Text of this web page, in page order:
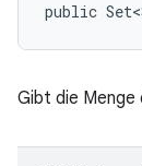
public
Gibt die